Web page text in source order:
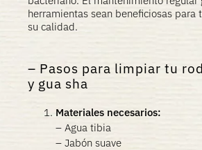
herramientas sean beneficiosas para
su calidad.
Pasos para limpiar tu
y gua sha
Materiales necesarios:
– Agua tibia
– Jabón suave